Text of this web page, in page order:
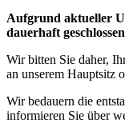
Aufgrund aktueller
dauerhaft geschlossen
Wir bitten Sie daher,
an unserem Hauptsitz
Wir bedauern die
informieren Sie über